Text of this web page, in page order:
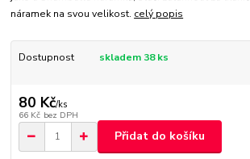
náramek na svou velikost. celý popis
Dostupnost skladem 38 ks
80 Kč/ks
66 Kč bez DPH
Přidat do košíku